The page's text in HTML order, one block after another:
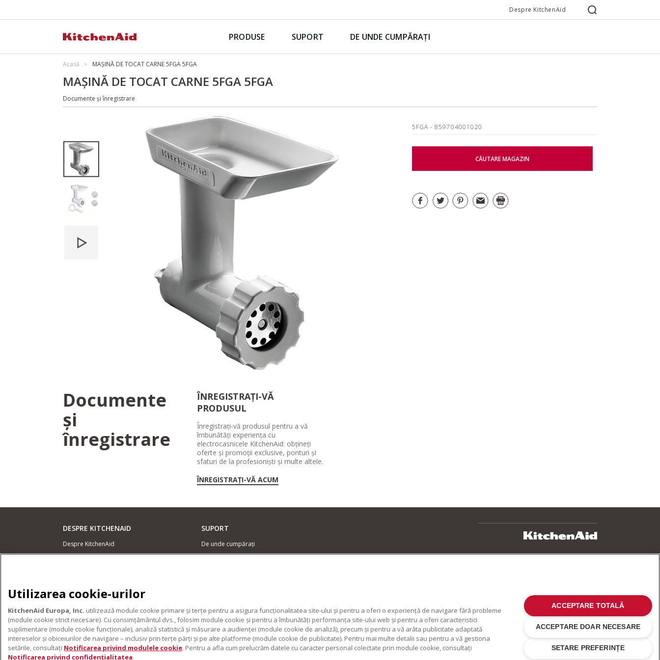
Despre KitchenAid
PRODUSE SUPORT DE UNDE CUMPĂRAȚI
Acasă MAȘINĂ DE TOCAT CARNE 5FGA 5FGA
MAȘINĂ DE TOCAT CARNE 5FGA 5FGA
Documente și înregistrare
5FGA- 859704001020
CĂUTARE MAGAZIN
Documente
și
înregistrare
ÎNREGISTRAȚI-VĂ
PRODUSUL
Înregistrați-vă produsul pentru a vă
îmbunătăți experiența cu
electrocasnicele KitchenAid: obțineți
oferte și promoții exclusive, ponturi și
sfaturi de la profesioniști și multe altele.
ÎNREGISTRAȚI-VĂ ACUM
DESPRE KITCHENAID
Despre KitchenAid
PRODUSELE NOASTRE
Electrocasnice mici
Accesorii pentru produse
SUPORT
De unde cumpărați
Utilizarea cookie-urilor
KitchenAid Europa, Inc. utilizează module cookie primare și terțe pentru a asigura funcționalitatea site-ului și pentru a oferi o experiență de navigare fără probleme
(module cookie strict necesare). Cu consimțământul dvs., folosim module cookie și pentru a îmbunătăți performanța site-ului web și pentru a oferi caracteristici
suplimentare (module cookie funcționale), analiză statistică și măsurare a audienței (module cookie de analiză), precum și pentru a vă arăta publicitate adaptată
intereselor și obiceiurilor de navigare – inclusiv prin terțe părți și pe alte platforme (module cookie de publicitate). Pentru mai multe detalii sau pentru a vă gestiona
setările, consultați Notificarea privind modulele cookie. Pentru a afla cum prelucrăm datele cu caracter personal colectate prin module cookie, consultați
Notificarea privind confidențialitatea.
SETARE PREFERINȚE
ACCEPTARE DOAR NECESARE
ACCEPTARE TOTALĂ